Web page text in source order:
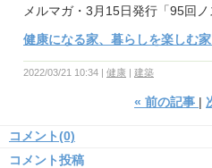
メルマガ・3月15日発行「95回ノ
健康になる家、暮らしを楽しむ
2022/03/21 10:34 健康 建築
« 前の記事
コメント(0)
コメント投稿